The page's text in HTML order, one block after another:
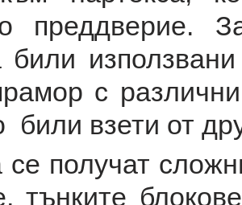
преддверие.
били
с
били взети от
получат
тънките